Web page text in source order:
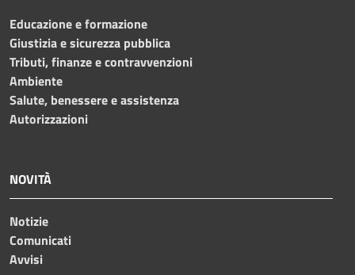
Educazione e formazione
Giustizia e sicurezza pubblica
Tributi, finanze e contravvenzioni
Ambiente
Salute, benessere e assistenza
Autorizzazioni
NOVITÀ
Notizie
Comunicati
Avvisi